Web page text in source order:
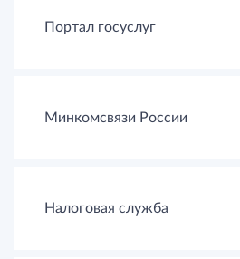
Портал госуслуг
Минкомсвязи России
Налоговая служба